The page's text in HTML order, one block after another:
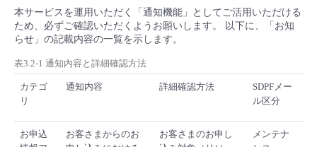
IoT
モニタリング/監査
ネットワーク
IoT
データ利活用
クラウド/サーバー
■ 管理機能
- 管理機能
ユースケース
- バックアップ
- データと分析
故障/メンテナンス情報
パートナー
本サービスを運用いただく「通知機能」としてご活用いただける
ため、必ずご確認いただくようお願いします。 以下に、「お知
らせ」の記載内容の一覧を示します。
表3.2-1 通知内容と詳細確認方法
カテゴ
リ
通知内容 詳細確認方法
SDPFメー
ル区分
お申込
お客さまからのお
お客さまのお申し
メンテナ